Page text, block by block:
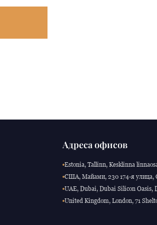
Адреса офисов
Estonia, Tallinn, Kesklinna
США, Майами, 230 174-я улица,
UAE, Dubai, Dubai Silicon Oasis,
United Kingdom, London, 71